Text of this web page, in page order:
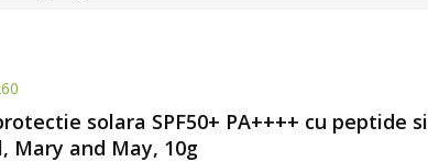
solara SPF50+ PA++++ cu peptide si
Mary and May, 10g